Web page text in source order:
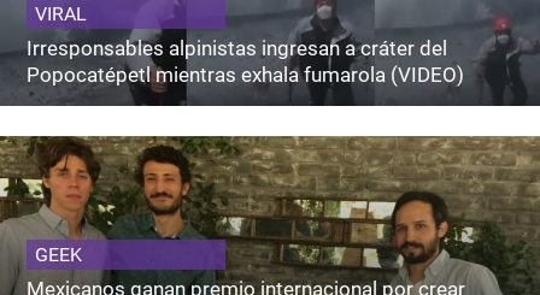
VIRAL
Irresponsables alpinistas ingresan a cráter del
Popocatépetl mientras exhala fumarola (VIDEO)
GEEK
Mexicanos ganan premio internacional por crear